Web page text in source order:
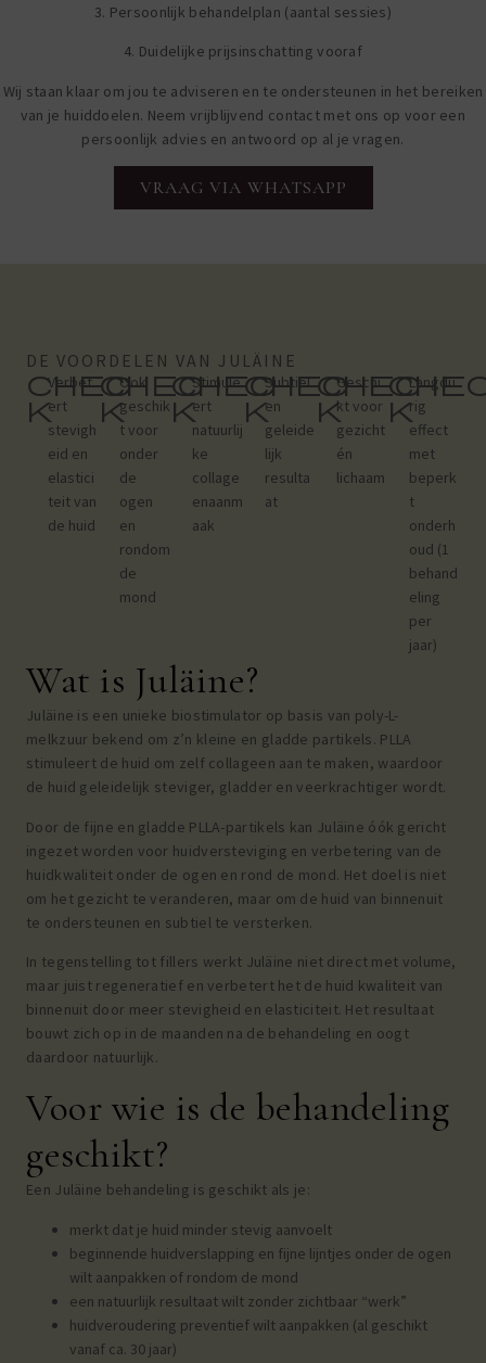
3. Persoonlijk behandelplan (aantal sessies)
4. Duidelijke prijsinschatting vooraf
Wij staan klaar om jou te adviseren en te ondersteunen in het bereiken
van je huiddoelen. Neem vrijblijvend contact met ons op voor een
persoonlijk advies en antwoord op al je vragen.
VRAAG VIA WHATSAPP
DE VOORDELEN VAN JULÄINE
chec
k
Verbet
ert
stevigh
eid en
elastici
teit van
de huid
chec
k
Ook
geschik
t voor
onder
de
ogen
en
rondom
de
mond
chec
k
Stimule
ert
natuurlij
ke
collage
enaanm
aak
chec
k
Subtiel
en
geleide
lijk
resulta
at
chec
k
Geschi
kt voor
gezicht
én
lichaam
k
Langdu
rig
effect
met
beperk
t
onderh
oud (1
behand
eling
per
jaar)
Wat is Juläine?
Juläine is een unieke biostimulator op basis van poly-L-
melkzuur bekend om z’n kleine en gladde partikels. PLLA
stimuleert de huid om zelf collageen aan te maken, waardoor
de huid geleidelijk steviger, gladder en veerkrachtiger wordt.
Door de fijne en gladde PLLA-partikels kan Juläine óók gericht
ingezet worden voor huidversteviging en verbetering van de
huidkwaliteit onder de ogen en rond de mond. Het doel is niet
om het gezicht te veranderen, maar om de huid van binnenuit
te ondersteunen en subtiel te versterken.
In tegenstelling tot fillers werkt Juläine niet direct met volume,
maar juist regeneratief en verbetert het de huid kwaliteit van
binnenuit door meer stevigheid en elasticiteit. Het resultaat
bouwt zich op in de maanden na de behandeling en oogt
daardoor natuurlijk.
Voor wie is de behandeling
geschikt?
Een Juläine behandeling is geschikt als je:
merkt dat je huid minder stevig aanvoelt
beginnende huidverslapping en fijne lijntjes onder de ogen
wilt aanpakken of rondom de mond
een natuurlijk resultaat wilt zonder zichtbaar “werk”
huidveroudering preventief wilt aanpakken (al geschikt
vanaf ca. 30 jaar)